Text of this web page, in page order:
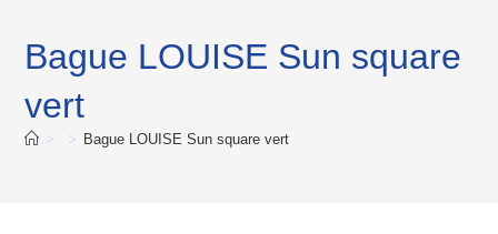
Bague LOUISE Sun square
vert
> > Bague LOUISE Sun square vert